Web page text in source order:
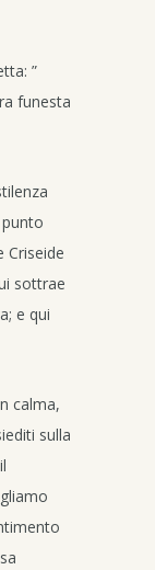
”
funesta
Criseide
sottrae
e qui
calma,
sulla